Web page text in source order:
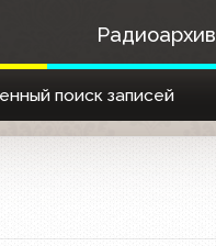
Радиоархив
поиск записей